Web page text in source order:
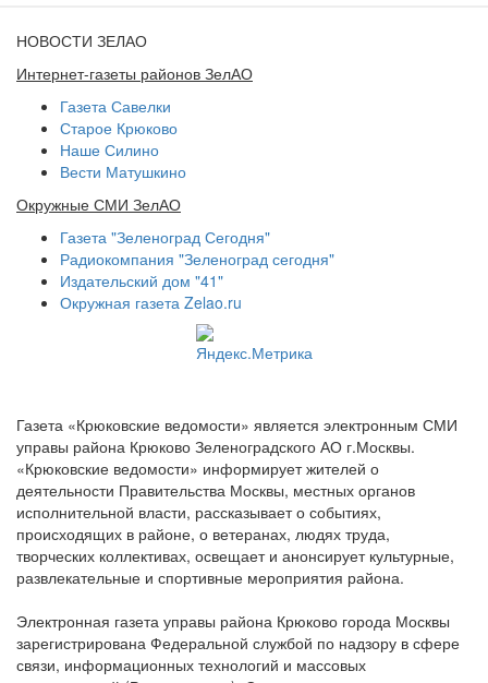
НОВОСТИ ЗЕЛАО
Интернет-газеты районов ЗелАО
Газета Савелки
Старое Крюково
Наше Силино
Вести Матушкино
Окружные СМИ ЗелАО
Газета "Зеленоград Сегодня"
Радиокомпания "Зеленоград сегодня"
Издательский дом "41"
Окружная газета Zelao.ru
Газета «Крюковские ведомости» является электронным СМИ
управы района Крюково Зеленоградского АО г.Москвы.
«Крюковские ведомости» информирует жителей о
деятельности Правительства Москвы, местных органов
исполнительной власти, рассказывает о событиях,
происходящих в районе, о ветеранах, людях труда,
творческих коллективах, освещает и анонсирует культурные,
развлекательные и спортивные мероприятия района.
Электронная газета управы района Крюково города Москвы
зарегистрирована Федеральной службой по надзору в сфере
связи, информационных технологий и массовых